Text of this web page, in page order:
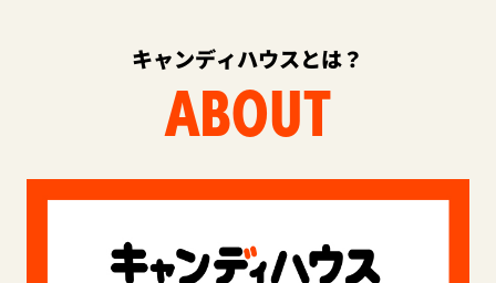
キャンディハウスとは？
ABOUT